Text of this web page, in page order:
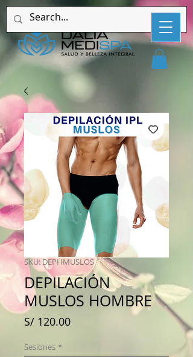
SKU: DEPHMUSLOS
DEPILACIÓN
MUSLOS HOMBRE
S/ 120.00Precio
Sesiones *